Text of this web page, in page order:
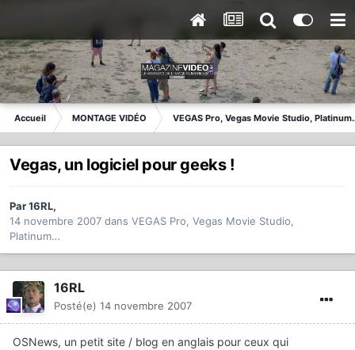
Accueil MONTAGE VIDÉO VEGAS Pro, Vegas Movie Studio,
Vegas, un logiciel pour geeks !
Par16RL,
14 novembre 2007 dans VEGAS Pro, Vegas Movie Studio,
Platinum…
16RL
Posté(e) 14 novembre 2007
OSNews, un petit site / blog en anglais pour ceux qui